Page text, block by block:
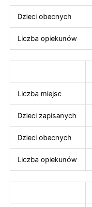
Dzieci obecnych
Liczba opiekunów
Liczba miejsc
Dzieci zapisanych
Dzieci obecnych
Liczba opiekunów